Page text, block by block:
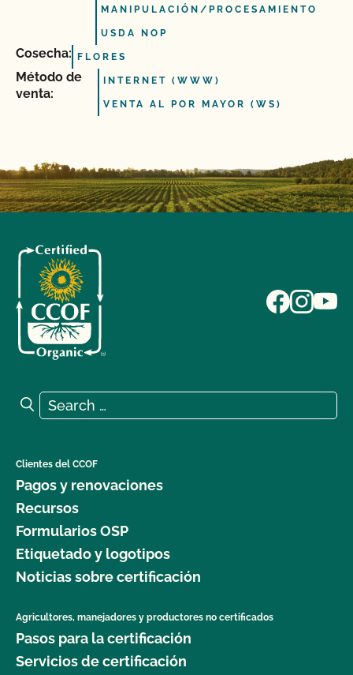
MANIPULACIÓN/PROCESAMIENTO
USDA NOP
Cosecha: FLORES
Método de
venta:
INTERNET (WWW)
VENTA AL POR MAYOR (WS)
Search for:
Search
Clientes del CCOF
Pagos y renovaciones
Recursos
Formularios OSP
Etiquetado y logotipos
Noticias sobre certificación
Agricultores, manejadores y productores no certificados
Pasos para la certificación
Servicios de certificación